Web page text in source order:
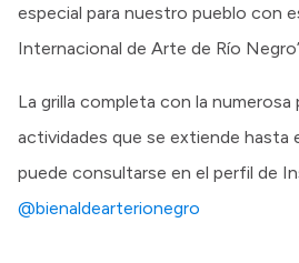
especial para nuestro pueblo con
Internacional de Arte de Río
La grilla completa con la numerosa
actividades que se extiende hasta
puede consultarse en el perfil de
@bienaldearterionegro